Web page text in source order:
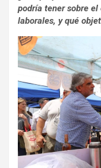
podría tener sobre
laborales, y qué